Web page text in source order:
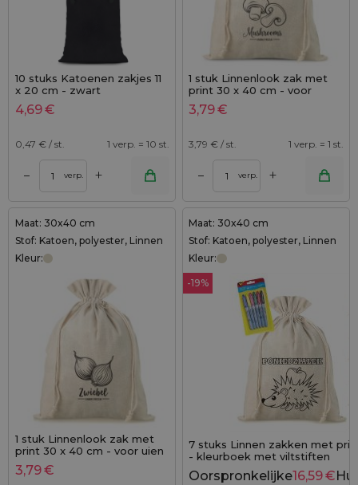
10 stuks Katoenen zakjes 11
x 20 cm - zwart
4,69€
0,47 € / st. 1 verp. = 10 st.
– verp. +
1 stuk Linnenlook zak met
print 30 x 40 cm - voor
paddenstoelen (PL)
3,79€
3,79 € / st. 1 verp. = 1 st.
– verp. +
Maat: 30x40 cm
Stof: Katoen, polyester, Linnen
Kleur:
1 stuk Linnenlook zak met
print 30 x 40 cm - voor uien
(DE)
3,79€
Maat: 30x40 cm
Stof: Katoen, polyester, Linnen
Kleur:
-19%
7 stuks Linnen zakken met
- kleurboek met viltstiften
Oorspronkelijke16,59€